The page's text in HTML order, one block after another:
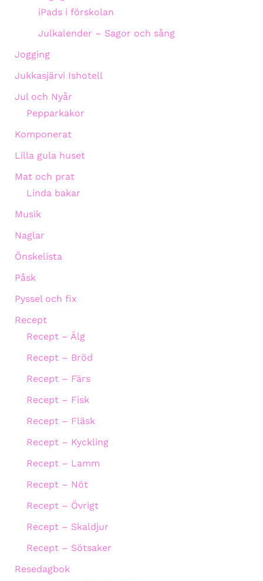
iPads i förskolan
Julkalender – Sagor och sång
Jogging
Jukkasjärvi Ishotell
Jul och Nyår
Pepparkakor
Komponerat
Lilla gula huset
Mat och prat
Linda bakar
Musik
Naglar
Önskelista
Påsk
Pyssel och fix
Recept
Recept – Älg
Recept – Bröd
Recept – Färs
Recept – Fisk
Recept – Fläsk
Recept – Kyckling
Recept – Lamm
Recept – Nöt
Recept – Övrigt
Recept – Skaldjur
Recept – Sötsaker
Resedagbok